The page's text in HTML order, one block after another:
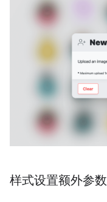
样式设置额外参数